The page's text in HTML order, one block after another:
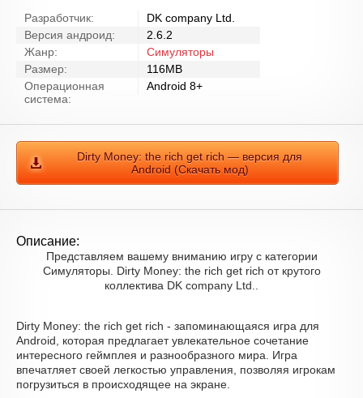
Разработчик:
DK company Ltd.
Версия андроид:
2.6.2
Жанр:
Симуляторы
Размер:
116MB
Операционная
система:
Android 8+
Dirty Money: the rich get rich — версия для
Android (Скачать мод)
Описание:
Представляем вашему вниманию игру с категории
Симуляторы. Dirty Money: the rich get rich от крутого
коллектива DK company Ltd..
Dirty Money: the rich get rich - запоминающаяся игра для
Android, которая предлагает увлекательное сочетание
интересного геймплея и разнообразного мира. Игра
впечатляет своей легкостью управления, позволяя игрокам
погрузиться в происходящее на экране.